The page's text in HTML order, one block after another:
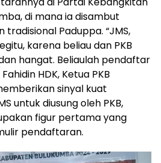
di mana ia disambut
Paduppa. “JMS,
karena beliau dan PKB
hangat. Beliaulah pendaftar
HDK, Ketua PKB
sinyal kuat
untuk diusung oleh PKB,
figur pertama yang
pendaftaran.